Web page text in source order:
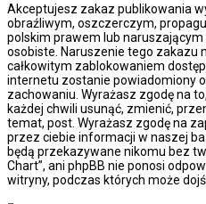
Akceptujesz zakaz publikowania
obraźliwym, oszczerczym,
polskim prawem lub
osobiste. Naruszenie tego zakazu
całkowitym zablokowaniem
internetu zostanie powiadomiony
zachowaniu. Wyrażasz zgodę na
każdej chwili usunąć, zmienić,
temat, post. Wyrażasz zgodę na
przez ciebie informacji w naszej
będą przekazywane nikomu bez
Chart”, ani phpBB nie ponosi
witryny, podczas których może